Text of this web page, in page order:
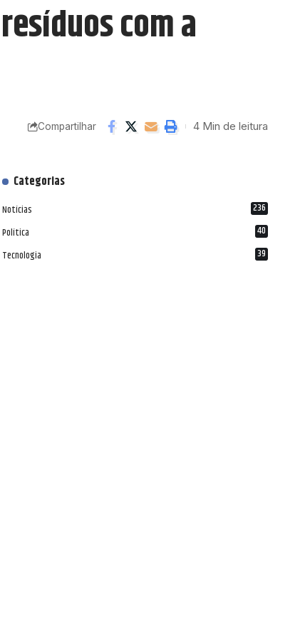
com a
Compartilhar 4 Min de leitura
Categorias
Notícias 236
Política 40
Tecnologia 39